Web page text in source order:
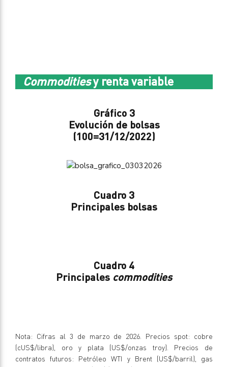
Commoditiesy renta variable
Gráfico 3
Evolución de bolsas
(100=31/12/2022)
Cuadro 3
Principales bolsas
Cuadro 4
Principales commodities
Nota: Cifras al 3 de marzo de 2026. Precios spot: cobre
(cUS$/libra), oro y plata (US$/onzas troy). Precios de
contratos futuros: Petróleo WTI y Brent (US$/barril), gas